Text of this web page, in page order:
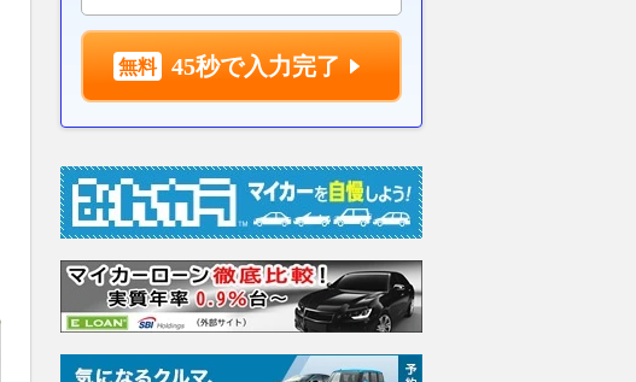
45秒で入力完了